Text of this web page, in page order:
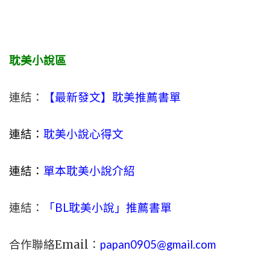
耽美小說區
連結： 【最新發文】耽美推薦書單
連結： 耽美小說心得文
連結： 單本耽美小說介紹
連結： 「BL耽美小說」推薦書單
合作聯絡Email： papan0905@gmail.com